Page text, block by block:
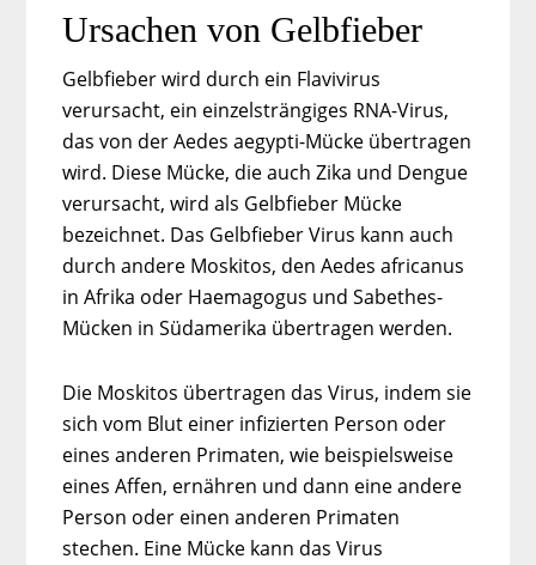
Ursachen von Gelbfieber
Gelbfieber wird durch ein Flavivirus
verursacht, ein einzelsträngiges RNA-Virus,
das von der Aedes aegypti-Mücke übertragen
wird. Diese Mücke, die auch Zika und Dengue
verursacht, wird als Gelbfieber Mücke
bezeichnet. Das Gelbfieber Virus kann auch
durch andere Moskitos, den Aedes africanus
in Afrika oder Haemagogus und Sabethes-
Mücken in Südamerika übertragen werden.
Die Moskitos übertragen das Virus, indem sie
sich vom Blut einer infizierten Person oder
eines anderen Primaten, wie beispielsweise
eines Affen, ernähren und dann eine andere
Person oder einen anderen Primaten
stechen. Eine Mücke kann das Virus